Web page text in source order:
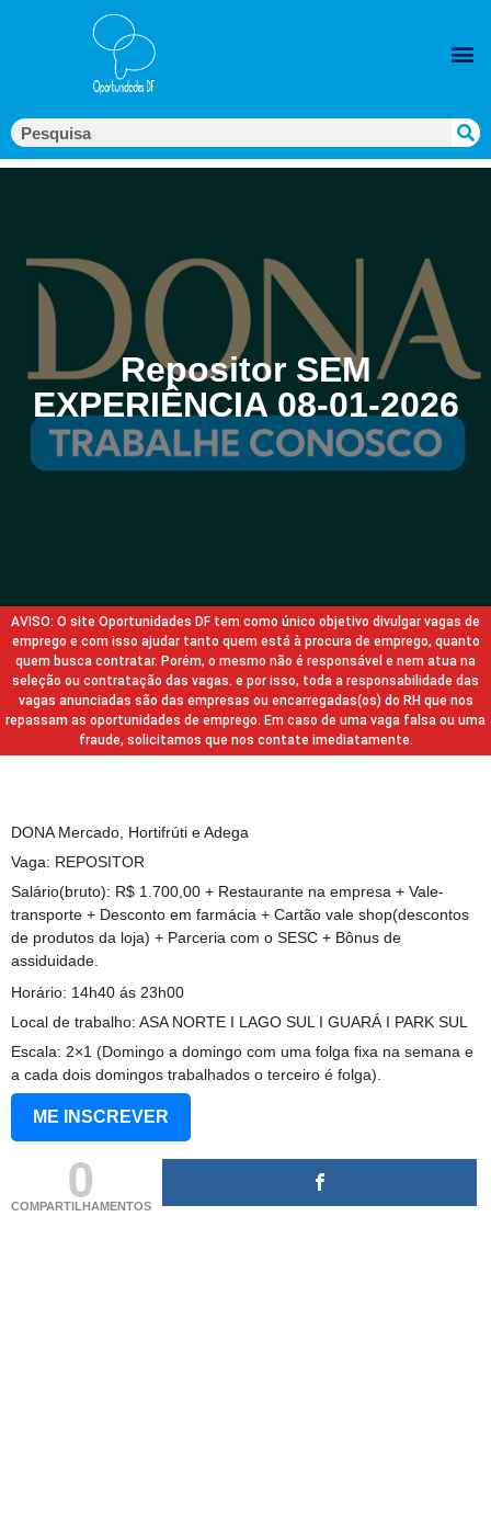
Repositor SEM
EXPERIÊNCIA 08-01-2026
AVISO: O site Oportunidades DF tem como único objetivo divulgar vagas de
emprego e com isso ajudar tanto quem está à procura de emprego, quanto
quem busca contratar. Porém, o mesmo não é responsável e nem atua na
seleção ou contratação das vagas. e por isso, toda a responsabilidade das
vagas anunciadas são das empresas ou encarregadas(os) do RH que nos
repassam as oportunidades de emprego. Em caso de uma vaga falsa ou uma
fraude, solicitamos que nos contate imediatamente.
DONA Mercado, Hortifrúti e Adega
Vaga: REPOSITOR
Salário(bruto): R$ 1.700,00 + Restaurante na empresa + Vale-
transporte + Desconto em farmácia + Cartão vale shop(descontos
de produtos da loja) + Parceria com o SESC + Bônus de
assiduidade.
Horário: 14h40 ás 23h00
Local de trabalho: ASA NORTE I LAGO SUL I GUARÁ I PARK SUL
Escala: 2×1 (Domingo a domingo com uma folga fixa na semana e
a cada dois domingos trabalhados o terceiro é folga).
ME INSCREVER
0
COMPARTILHAMENTOS